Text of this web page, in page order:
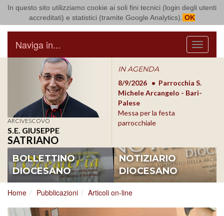
In questo sito utilizziamo cookie ai soli fini tecnici (login degli utenti
accreditati) e statistici (tramite Google Analytics). OK
Arcidiocesi di Bari Bitonto
Menu
Naviga in...
ARCIVESCOVO
S.E. GIUSEPPE
SATRIANO
IN AGENDA
8/17/2026
Conversano
Conferenza Episcopale
Pugliese
8/9/2026
Parrocchia S.
Michele Arcangelo - Bari-
Palese
Messa per la festa
parrocchiale
BOLLETTINO
DIOCESANO
NOTIZIARIO
DIOCESANO
Home Pubblicazioni Articoli on-line